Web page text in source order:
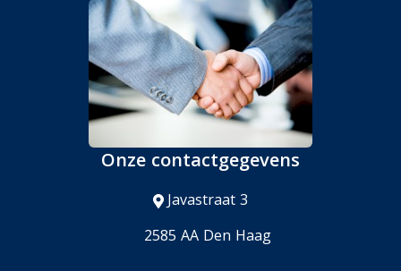
Onze contactgegevens
Javastraat 3
2585 AA Den Haag